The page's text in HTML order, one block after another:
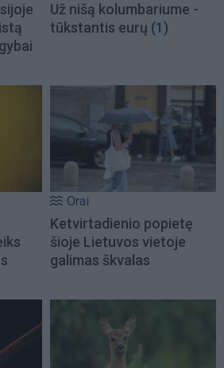
Už nišą kolumbariume -
tūkstantis eurų (1)
Orai
Ketvirtadienio popietę
šioje Lietuvos vietoje
galimas škvalas